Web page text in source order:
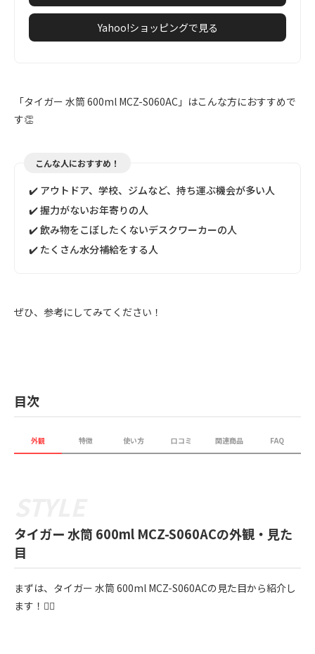
Yahoo!ショッピングで見る
「タイガー 水筒 600ml MCZ-S060AC」はこんな方におすすめで
す👏
こんな人におすすめ！
✔️ アウトドア、学校、ジムなど、持ち運ぶ機会が多い人
✔️ 握力がないお年寄りの人
✔️ 飲み物をこぼしたくないデスクワーカーの人
✔️ たくさん水分補給をする人
ぜひ、参考にしてみてください！
目次
外観 特徴 使い方 口コミ 関連商品 FAQ
タイガー 水筒 600ml MCZ-S060ACの外観・見た
目
まずは、タイガー 水筒 600ml MCZ-S060ACの見た目から紹介し
ます！💁‍♀️